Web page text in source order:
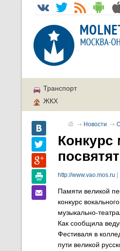
Транспорт
ЖКХ
Новости
Конкурс
http://www.vao.mos.ru
Памяти великой
конкурс
музыкально-
Как сообщила
Фестиваля в
пути великой